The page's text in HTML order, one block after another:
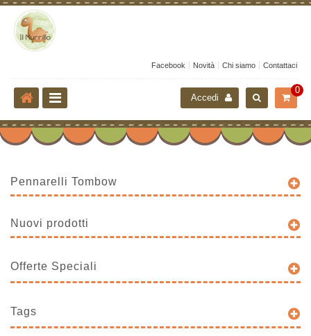
Facebook Novità Chi siamo Contattaci
0
Accedi
Pennarelli Tombow
Nuovi prodotti
Offerte Speciali
Tags